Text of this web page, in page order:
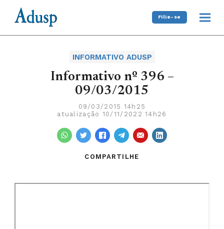
Filie-se
INFORMATIVO ADUSP
Informativo nº 396 –
09/03/2015
09/03/2015 14h25
atualização 10/11/2022 14h26
COMPARTILHE